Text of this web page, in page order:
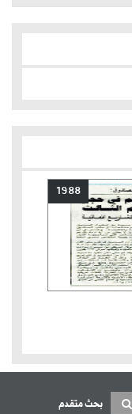
1988
بحث متقدم